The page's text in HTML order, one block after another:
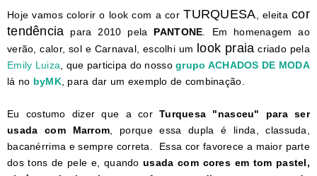
Hoje vamos colorir o look com a corTURQUESA , eleitacor
tendência para 2010 pela PANTONE . Em homenagem ao
verão, calor, sol e Carnaval, escolhi um look praia criado pela
Emily Luiza , que participa do nossogrupo ACHADOS DE MODA
lá no byMK, para dar um exemplo de combinação.
Eu costumo dizer que a cor Turquesa "nasceu" para ser
usada com Marrom , porque essa dupla é linda, classuda,
bacanérrima e sempre correta. Essa cor favorece a maior parte
dos tons de pele e, quandousada com cores em tom pastel,